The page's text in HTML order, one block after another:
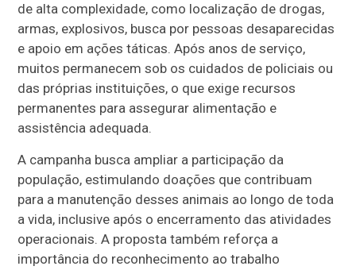
de alta complexidade, como localização de drogas,
armas, explosivos, busca por pessoas desaparecidas
e apoio em ações táticas. Após anos de serviço,
muitos permanecem sob os cuidados de policiais ou
das próprias instituições, o que exige recursos
permanentes para assegurar alimentação e
assistência adequada.
A campanha busca ampliar a participação da
população, estimulando doações que contribuam
para a manutenção desses animais ao longo de toda
a vida, inclusive após o encerramento das atividades
operacionais. A proposta também reforça a
importância do reconhecimento ao trabalho